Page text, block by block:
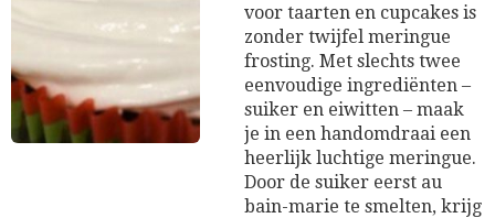
voor taarten en cupcakes is
zonder twijfel meringue
frosting. Met slechts twee
eenvoudige ingrediënten –
suiker en eiwitten – maak
je in een handomdraai een
heerlijk luchtige meringue.
Door de suiker eerst au
bain-marie te smelten, krijg